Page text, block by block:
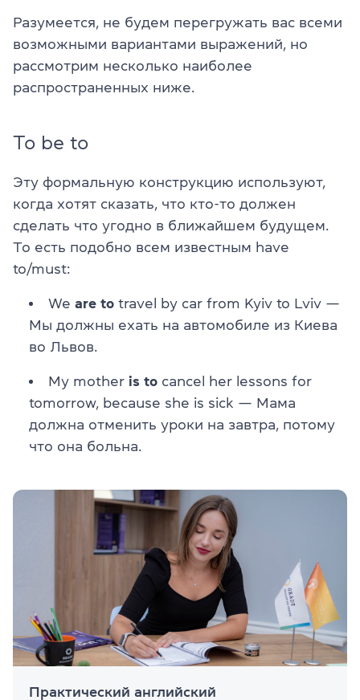
Разумеется, не будем перегружать вас всеми
возможными вариантами выражений, но
рассмотрим несколько наиболее
распространенных ниже.
To be to
Эту формальную конструкцию используют,
когда хотят сказать, что кто-то должен
сделать что угодно в ближайшем будущем.
То есть подобно всем известным have
to/must:
We are to travel by car from Kyiv to Lviv —
Мы должны ехать на автомобиле из Киева
во Львов.
My mother is to cancel her lessons for
tomorrow, because she is sick — Мама
должна отменить уроки на завтра, потому
что она больна.
Практический английский